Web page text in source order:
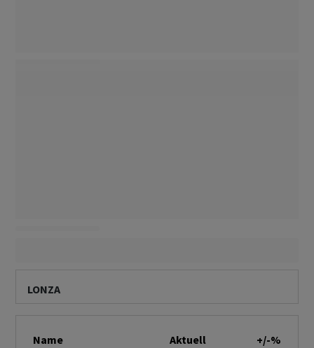
LONZA
Name Aktuell
+/-%